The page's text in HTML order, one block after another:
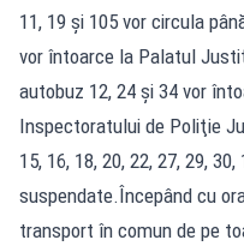
11, 19 şi 105 vor circula
vor întoarce la Palatul
autobuz 12, 24 şi 34 vor
Inspectoratului de Poliţie
15, 16, 18, 20, 22, 27, 29,
suspendate.Începând cu
transport în comun de pe